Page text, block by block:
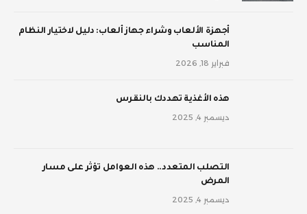
أجهزة الألعاب وشراء جهاز ألعاب: دليل لاختيار النظام
المناسب
فبراير 18, 2026
‫هذه الأغذية تهددك بالنقرس
ديسمبر 4, 2025
‫التصلب المتعدد.. هذه العوامل تؤثر على مسار
المرض
ديسمبر 4, 2025